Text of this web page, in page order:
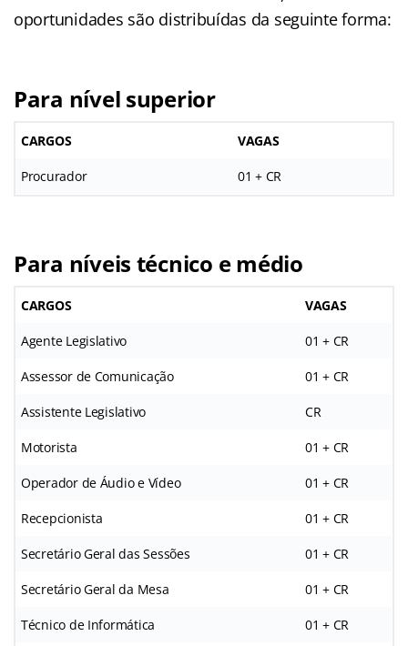
oportunidades são distribuídas da seguinte forma:
Para nível superior
CARGOS VAGAS
Procurador 01 + CR
Para níveis técnico e médio
CARGOS VAGAS
Agente Legislativo 01 + CR
Assessor de Comunicação 01 + CR
Assistente Legislativo CR
Motorista 01 + CR
Operador de Áudio e Vídeo 01 + CR
Recepcionista 01 + CR
Secretário Geral das Sessões 01 + CR
Secretário Geral da Mesa 01 + CR
Técnico de Informática 01 + CR